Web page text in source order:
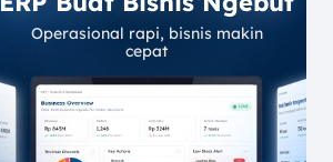
Operasional rapi, bisnis makin
cepat